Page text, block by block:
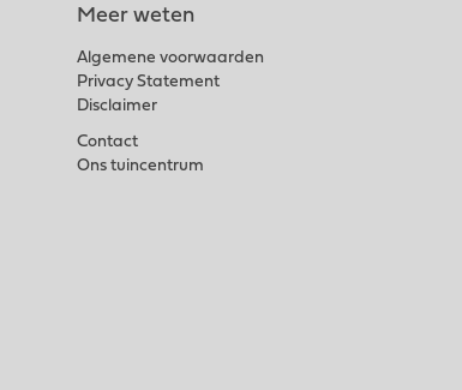
Meer weten
Algemene voorwaarden
Privacy Statement
Disclaimer
Contact
Ons tuincentrum